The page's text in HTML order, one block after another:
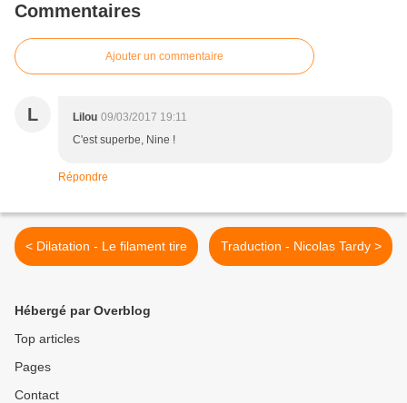
Commentaires
Ajouter un commentaire
L Lilou 09/03/2017 19:11
C'est superbe, Nine !
Répondre
< Dilatation - Le filament tire Traduction - Nicolas Tardy >
Hébergé par Overblog
Top articles
Pages
Contact